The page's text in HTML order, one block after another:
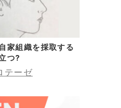
家組織を採取する
つ?
テーゼ